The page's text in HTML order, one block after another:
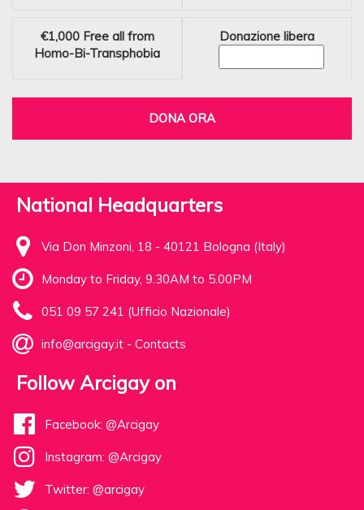
€1,000 Free all from
Homo-Bi-Transphobia
Donazione libera
DONA ORA
National Headquarters
Via Don Minzoni, 18 - 40121 Bologna (Italy)
Monday to Friday, 9.30AM to 5.00PM
051 09 57 241 (Ufficio Nazionale)
info@arcigay.it - Contacts
Follow Arcigay on
Facebook: @Arcigay
Instagram: @Arcigay
Twitter: @arcigay